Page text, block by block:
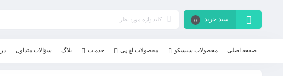
سبد خرید 0
صفحه اصلی محصولات سیسکو محصولات اچ پی خدمات بلاگ سؤالات متداول